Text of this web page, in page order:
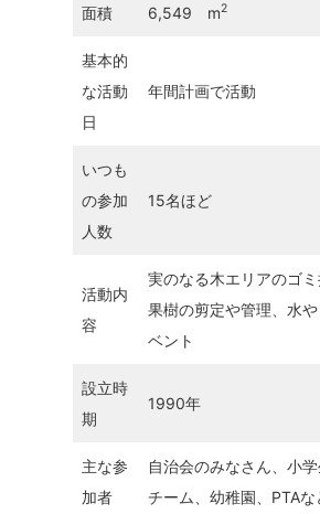
面積 6,549 m2
基本的
な活動
日
年間計画で活動
いつも
の参加
人数
15名ほど
活動内
容
実のなる木エリアのゴミ
果樹の剪定や管理、水
ベント
設立時
期
1990年
主な参
加者
自治会のみなさん、小
チーム、幼稚園、PTAな